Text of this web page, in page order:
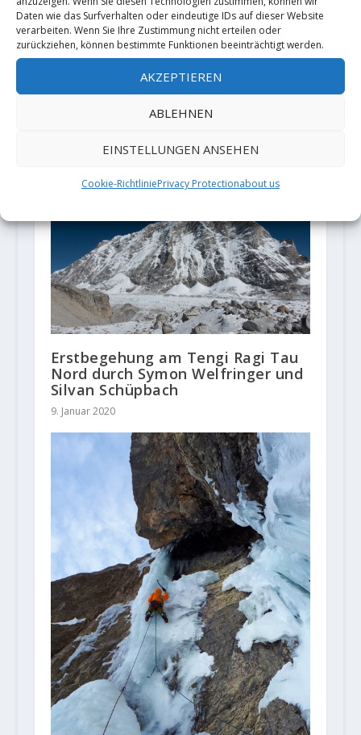
Daten wie das Surfverhalten oder eindeutige IDs auf dieser Website
verarbeiten. Wenn Sie Ihre Zustimmung nicht erteilen oder
zurückziehen, können bestimmte Funktionen beeinträchtigt werden.
AKZEPTIEREN
ABLEHNEN
EINSTELLUNGEN ANSEHEN
Cookie-RichtliniePrivacy Protectionabout us
Cédric Lachat
klettert mit
"Sweet neuf"
seine dritte 9a+
Video: Isabelle
Faus mit
Erstbegehung
"Goldrush" 8B
Erstbegehung am Tengi Ragi Tau
Nord durch Symon Welfringer und
Silvan Schüpbach
9. Januar 2020